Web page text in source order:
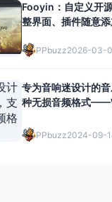
Fooyin：自定义开
整界面、插件随意添
PPbuzz2026-03-
专为音响迷设计的
种无损音频格式
PPbuzz2024-09-